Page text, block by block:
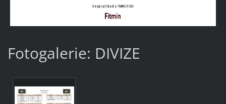
Fotogalerie: DIVIZE